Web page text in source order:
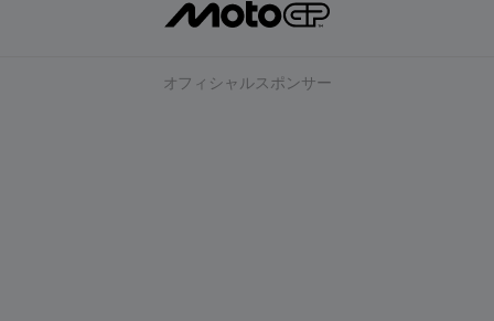
オフィシャルスポンサー